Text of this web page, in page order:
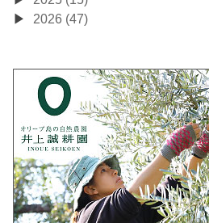
2026 (47)